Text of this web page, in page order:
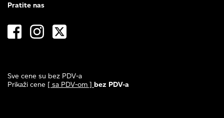
Sve cene su bez PDV-a
Prikaži cene [ sa PDV-om ] bez PDV-a
Pratite nas